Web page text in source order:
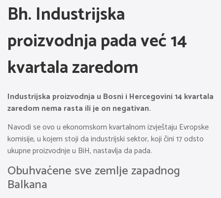
Bh. Industrijska
proizvodnja pada već 14
kvartala zaredom
Industrijska proizvodnja u Bosni i Hercegovini 14 kvartala
zaredom nema rasta ili je on negativan.
Navodi se ovo u ekonomskom kvartalnom izvještaju Evropske
komisije, u kojem stoji da industrijski sektor, koji čini 17 odsto
ukupne proizvodnje u BiH, nastavlja da pada.
Obuhvaćene sve zemlje zapadnog
Balkana